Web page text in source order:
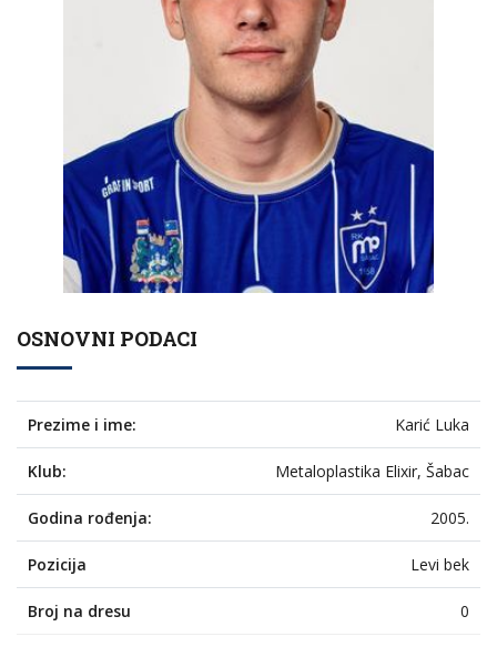
OSNOVNI PODACI
Prezime i ime: Karić Luka
Klub: Metaloplastika Elixir, Šabac
Godina rođenja: 2005.
Pozicija Levi bek
Broj na dresu 0